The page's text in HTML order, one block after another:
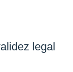
legal